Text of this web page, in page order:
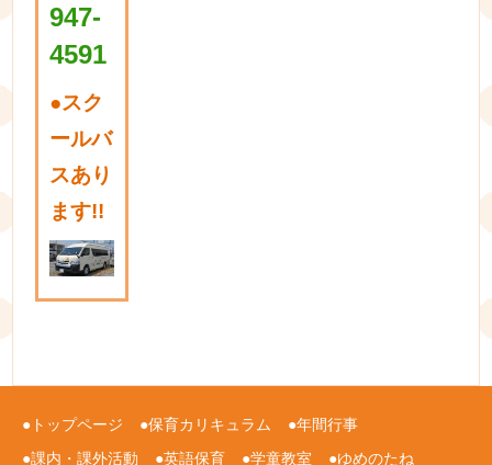
947-
4591
●スク
ールバ
スあり
ます!!
トップページ 保育カリキュラム
年間行事
課内・課外活動
英語保育 学童教室
ゆめのたね